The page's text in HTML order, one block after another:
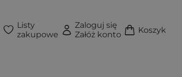
Listy
zakupowe
Zaloguj się
Załóż konto
Koszyk